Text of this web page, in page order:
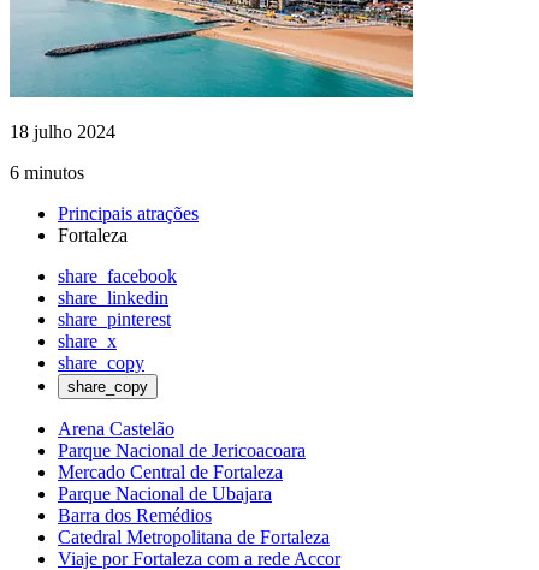
18 julho 2024
6 minutos
Principais atrações
Fortaleza
share_facebook
share_linkedin
share_pinterest
share_x
share_copy
share_copy
Arena Castelão
Parque Nacional de Jericoacoara
Mercado Central de Fortaleza
Parque Nacional de Ubajara
Barra dos Remédios
Catedral Metropolitana de Fortaleza
Viaje por Fortaleza com a rede Accor